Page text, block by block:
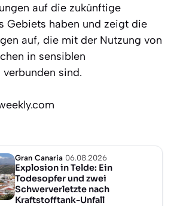
auf die zukünftige
Gebiets haben und zeigt die
auf, die mit der Nutzung von
in sensiblen
sind.
Gran Canaria 06.08.2026
Explosion in Telde: Ein
Todesopfer und zwei
Schwerverletzte nach
Kraftstofftank-Unfall